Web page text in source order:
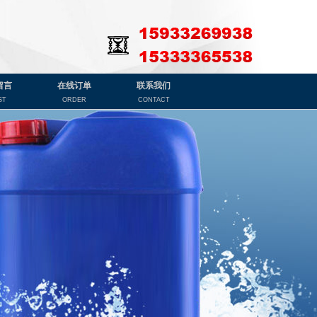
言 在线订单
ORDER
联系我们
CONTACT